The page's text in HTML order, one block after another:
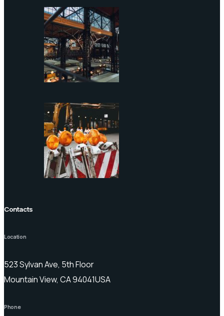
Contacts
Location
523 Sylvan Ave, 5th Floor
Mountain View, CA 94041USA
Phone